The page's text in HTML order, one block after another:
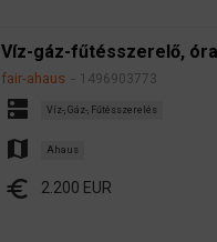
Víz-gáz-fűtésszerelő,
fair-ahaus 1496903773
dns Víz-, Gáz-, Fűtésszerelés
map Ahaus
euro 2.200 EUR